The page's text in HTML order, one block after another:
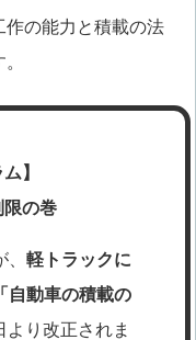
作の能力と積載の法
】
限の巻
軽トラックに
自動車の積載の
り改正されま